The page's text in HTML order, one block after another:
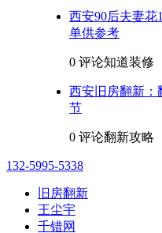
西安90后夫妻花
单供参考
0 评论知道装修
西安旧房翻新：
节
0 评论翻新攻略
132-5995-5338
旧房翻新
王尘宇
千错网